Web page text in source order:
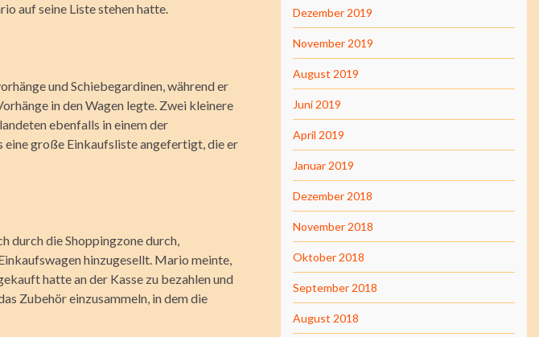
auf seine Liste stehen hatte.
und Schiebegardinen, während er
in den Wagen legte. Zwei kleinere
ebenfalls in einem der
eine große Einkaufsliste angefertigt, die er
durch die Shoppingzone durch,
hinzugesellt. Mario meinte,
hatte an der Kasse zu bezahlen und
Zubehör einzusammeln, in dem die
Dezember 2019
November 2019
August 2019
Juni 2019
April 2019
Januar 2019
Dezember 2018
November 2018
Oktober 2018
September 2018
August 2018